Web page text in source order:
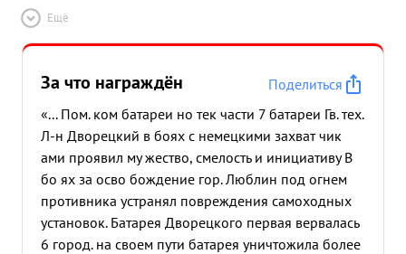
Ещё
За что награждён
Поделиться
«... Пом. ком батареи но тек части 7 батареи Гв. тех.
Л-н Дворецкий в боях с немецкими захват чик
ами проявил му жество, смелость и инициативу В
бо ях за осво бождение гор. Люблин под огнем
противника устранял повреждения самоходных
установок. Батарея Дворецкого первая вервалась
6 город. на своем пути батарея уничтожила более